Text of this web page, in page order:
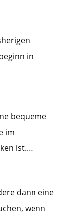
in
bequeme
im
ist.…
dann eine
wenn